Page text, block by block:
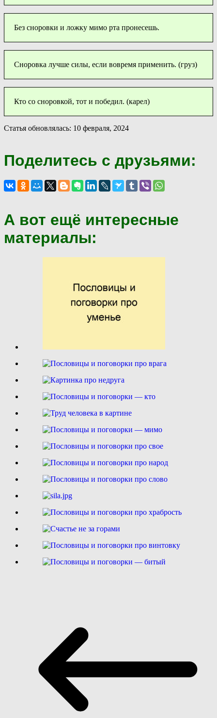
Без сноровки и ложку мимо рта пронесешь.
Сноровка лучше силы, если вовремя применить. (груз)
Кто со сноровкой, тот и победил. (карел)
Статья обновлялась: 10 февраля, 2024
Поделитесь с друзьями:
А вот ещё интересные
материалы: